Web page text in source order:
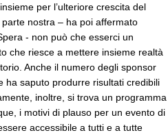
per l’ulteriore crescita del
nostra – ha poi affermato
- non può che esserci un
che riesce a mettere insieme realtà
Anche il numero degli sponsor
ha saputo produrre risultati credibili
inoltre, si trova un programma
i motivi di plauso per un evento di
accessibile a tutti e a tutte